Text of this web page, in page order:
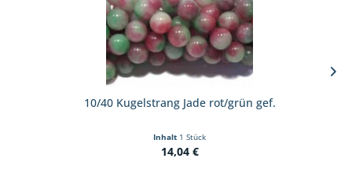
10/40 Kugelstrang Jade rot/grün gef.
Inhalt 1 Stück
14,04 €